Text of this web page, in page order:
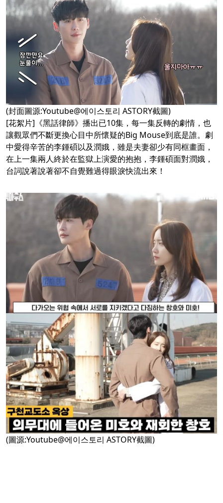
(封面圖源:Youtube@에이스토리 ASTORY截圖)
[花絮片]《黑話律師》播出已10集，每一集反轉的劇情，也
讓觀眾們不斷更換心目中所懷疑的Big Mouse到底是誰。劇
中愛得辛苦的李鍾碩以及潤娥，雖是夫妻卻少有同框畫面，
在上一集兩人終於在監獄上演愛的抱抱，李鍾碩面對潤娥，
台詞說著說著卻不自覺難過得眼淚快流出來！
(圖源:Youtube@에이스토리 ASTORY截圖)